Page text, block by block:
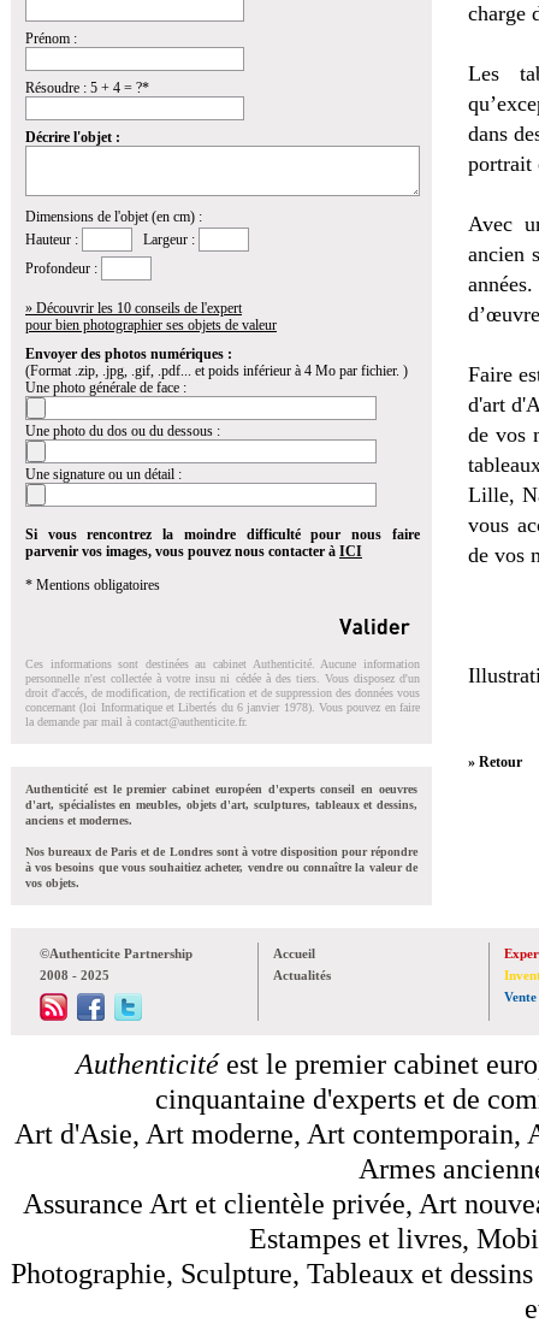
Prénom :
Résoudre : 5 + 4 = ?*
Décrire l'objet :
Dimensions de l'objet (en cm) :
Hauteur :
Largeur :
Profondeur :
» Découvrir les 10 conseils de l'expert
pour bien photographier ses objets de valeur
Envoyer des photos numériques :
(Format .zip, .jpg, .gif, .pdf... et poids inférieur à 4 Mo par fichier. )
Une photo générale de face :
Une photo du dos ou du dessous :
Une signature ou un détail :
Si vous rencontrez la moindre difficulté pour nous faire
parvenir vos images, vous pouvez nous contacter à ICI
* Mentions obligatoires
Ces informations sont destinées au cabinet Authenticité. Aucune information
personnelle n'est collectée à votre insu ni cédée à des tiers. Vous disposez d'un
droit d'accés, de modification, de rectification et de suppression des données vous
concernant (loi Informatique et Libertés du 6 janvier 1978). Vous pouvez en faire
la demande par mail à contact@authenticite.fr.
Authenticité est le premier cabinet européen d'experts conseil en oeuvres
d'art, spécialistes en meubles, objets d'art, sculptures, tableaux et dessins,
anciens et modernes.
Nos bureaux de Paris et de Londres sont à votre disposition pour répondre
à vos besoins que vous souhaitiez acheter, vendre ou connaître la valeur de
vos objets.
charge
Les
dans
portrait
Avec
ancien
Faire
d'art
de vos
Lille,
vous
de vos
» Retour
©Authenticite Partnership
2008 - 2025
Accueil
Actualités
Vente
Authenticitéest le premier cabinet
cinquantaine d'experts et de
Art d'Asie, Art moderne, Art contemporain,
Armes
Assurance Art et clientèle privée, Art
Estampes et livres,
Photographie, Sculpture, Tableaux et